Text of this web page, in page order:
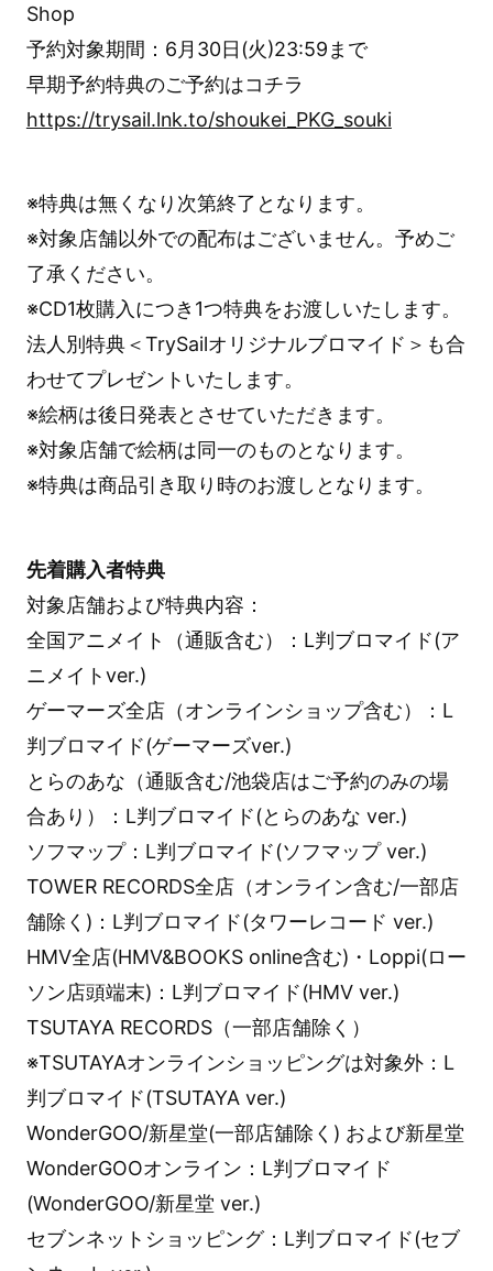
Shop
予約対象期間：6月30日(火)23:59まで
早期予約特典のご予約はコチラ
https://trysail.lnk.to/shoukei_PKG_souki
※特典は無くなり次第終了となります。
※対象店舗以外での配布はございません。予めご
了承ください。
※CD1枚購入につき1つ特典をお渡しいたします。
法人別特典＜TrySailオリジナルブロマイド＞も合
わせてプレゼントいたします。
※絵柄は後日発表とさせていただきます。
※対象店舗で絵柄は同一のものとなります。
※特典は商品引き取り時のお渡しとなります。
先着購入者特典
対象店舗および特典内容：
全国アニメイト（通販含む）：L判ブロマイド(ア
ニメイトver.)
ゲーマーズ全店（オンラインショップ含む）：L
判ブロマイド(ゲーマーズver.)
とらのあな（通販含む/池袋店はご予約のみの場
合あり）：L判ブロマイド(とらのあな ver.)
ソフマップ：L判ブロマイド(ソフマップ ver.)
TOWER RECORDS全店（オンライン含む/一部店
舗除く)：L判ブロマイド(タワーレコード ver.)
HMV全店(HMV&BOOKS online含む)・Loppi(ロー
ソン店頭端末)：L判ブロマイド(HMV ver.)
TSUTAYA RECORDS（一部店舗除く）
※TSUTAYAオンラインショッピングは対象外：L
判ブロマイド(TSUTAYA ver.)
WonderGOO/新星堂(一部店舖除く) および新星堂
WonderGOOオンライン：L判ブロマイド
(WonderGOO/新星堂 ver.)
セブンネットショッピング：L判ブロマイド(セブ